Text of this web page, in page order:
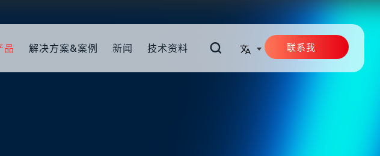
品 解决方案&案例 新闻 技术资料 联系我
们